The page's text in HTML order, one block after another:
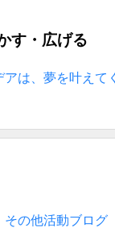
す・広げる
は、夢を叶えて
その他活動ブログ